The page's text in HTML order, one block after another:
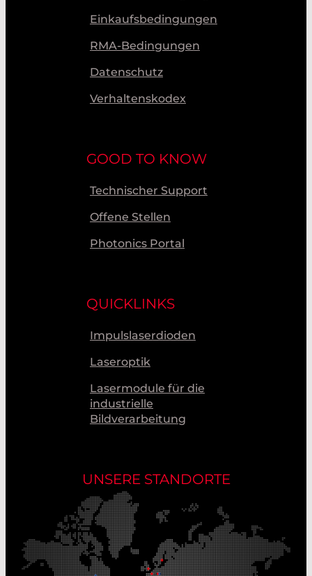
Einkaufsbedingungen
RMA-Bedingungen
Datenschutz
Verhaltenskodex
GOOD TO KNOW
Technischer Support
Offene Stellen
Photonics Portal
QUICKLINKS
Impulslaserdioden
Laseroptik
Lasermodule für die
industrielle
Bildverarbeitung
UNSERE STANDORTE